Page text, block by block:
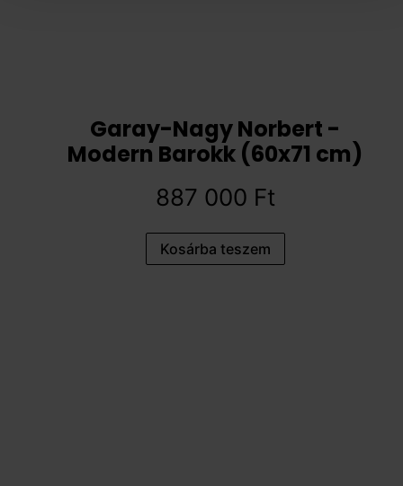
Garay-Nagy Norbert -
Modern Barokk (60x71 cm)
887 000 Ft
Kosárba teszem